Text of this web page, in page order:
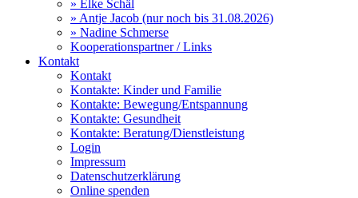
» Elke Schäl
» Antje Jacob (nur noch bis 31.08.2026)
» Nadine Schmerse
Kooperationspartner / Links
Kontakt
Kontakt
Kontakte: Kinder und Familie
Kontakte: Bewegung/Entspannung
Kontakte: Gesundheit
Kontakte: Beratung/Dienstleistung
Login
Impressum
Datenschutzerklärung
Online spenden